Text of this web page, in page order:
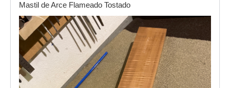
Mastil de Arce Flameado Tostado